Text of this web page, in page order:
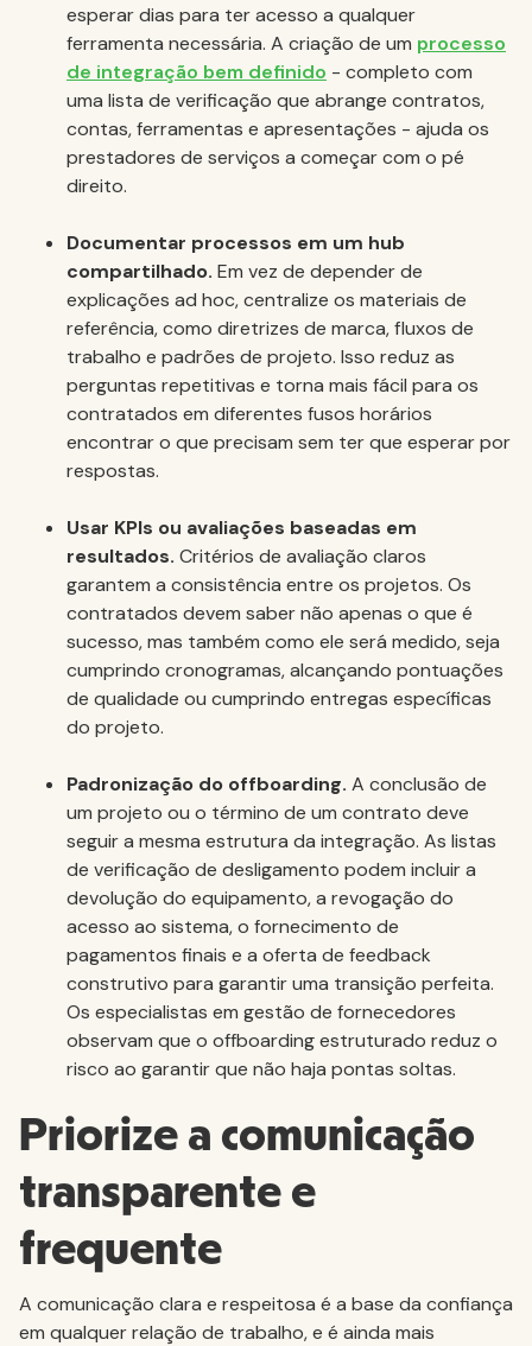
esperar dias para ter acesso a qualquer
ferramenta necessária. A criação de um processo
de integração bem definido - completo com
uma lista de verificação que abrange contratos,
contas, ferramentas e apresentações - ajuda os
prestadores de serviços a começar com o pé
direito.
Documentar processos em um hub
compartilhado. Em vez de depender de
explicações ad hoc, centralize os materiais de
referência, como diretrizes de marca, fluxos de
trabalho e padrões de projeto. Isso reduz as
perguntas repetitivas e torna mais fácil para os
contratados em diferentes fusos horários
encontrar o que precisam sem ter que esperar por
respostas.
Usar KPIs ou avaliações baseadas em
resultados. Critérios de avaliação claros
garantem a consistência entre os projetos. Os
contratados devem saber não apenas o que é
sucesso, mas também como ele será medido, seja
cumprindo cronogramas, alcançando pontuações
de qualidade ou cumprindo entregas específicas
do projeto.
Padronização do offboarding. A conclusão de
um projeto ou o término de um contrato deve
seguir a mesma estrutura da integração. As listas
de verificação de desligamento podem incluir a
devolução do equipamento, a revogação do
acesso ao sistema, o fornecimento de
pagamentos finais e a oferta de feedback
construtivo para garantir uma transição perfeita.
Os especialistas em gestão de fornecedores
observam que o offboarding estruturado reduz o
risco ao garantir que não haja pontas soltas.
Priorize a comunicação
transparente e
frequente
A comunicação clara e respeitosa é a base da confiança
em qualquer relação de trabalho, e é ainda mais